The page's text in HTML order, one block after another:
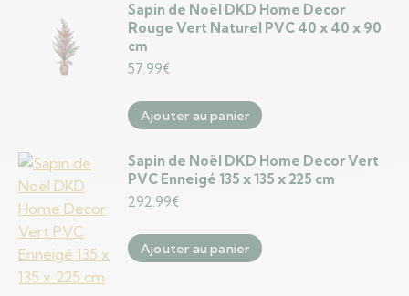
Sapin de Noël DKD Home Decor
Rouge Vert Naturel PVC 40 x 40 x 90
cm
57.99€
Ajouter au panier
Sapin de Noël DKD Home Decor Vert
PVC Enneigé 135 x 135 x 225 cm
292.99€
Ajouter au panier